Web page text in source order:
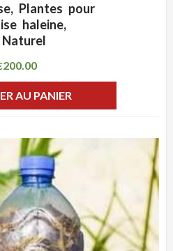
Plantes pour
haleine,
200.00
AU PANIER